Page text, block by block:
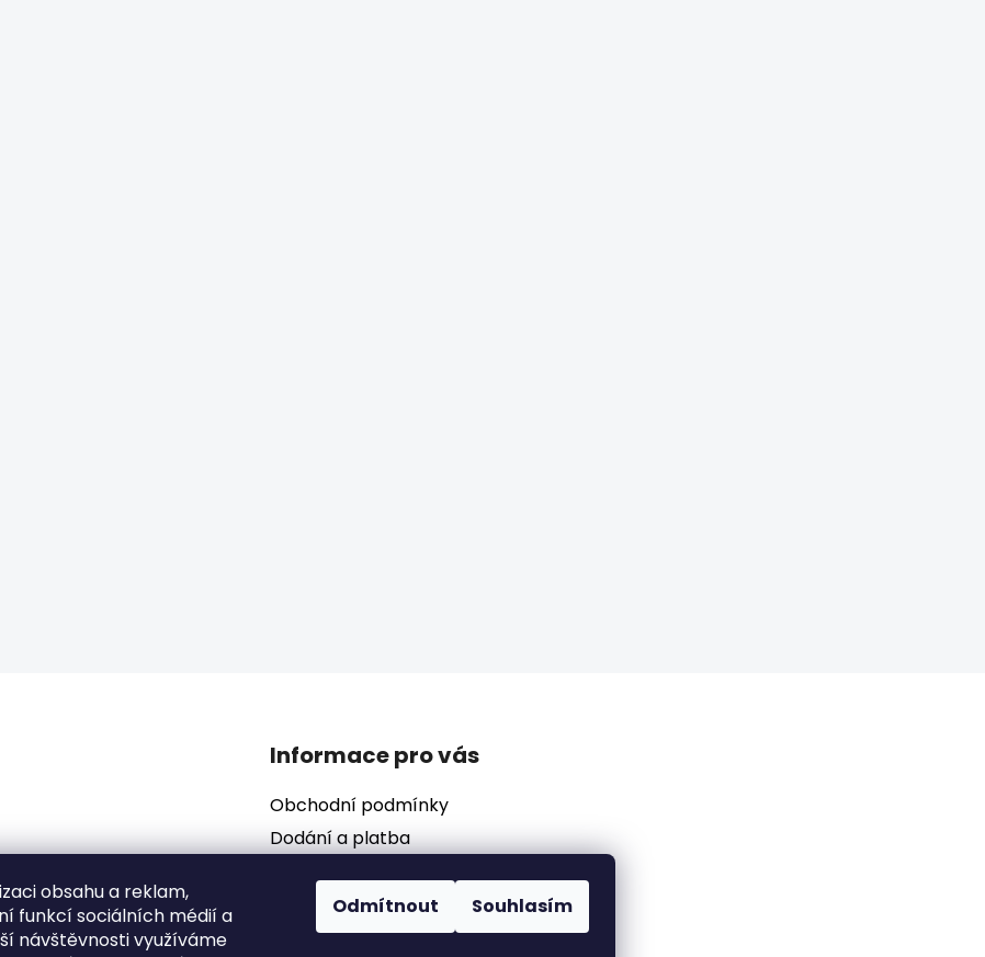
obsahu a reklam,
funkcí sociálních médií a
návštěvnosti využíváme
Odmítnout Souhlasím
Informace pro vás
Obchodní podmínky
Dodání a platba